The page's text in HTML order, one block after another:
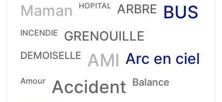
Maman HOPITAL ARBRE BUS
INCENDIE GRENOUILLE
DEMOISELLE AMI Arc en ciel
Amour Accident Balance